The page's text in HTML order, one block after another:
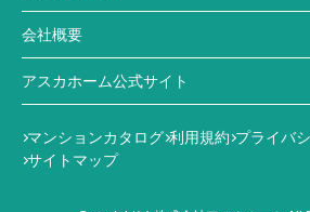
会社概要
アスカホーム公式サイト
マンションカタログ 利用規約 プライバ
サイトマップ